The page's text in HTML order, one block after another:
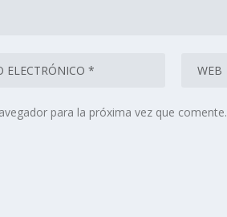
para la próxima vez que comente.